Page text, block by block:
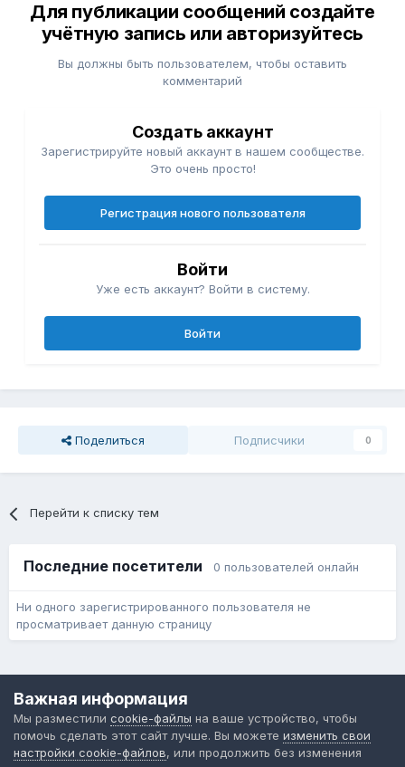
Для публикации сообщений создайте
учётную запись или авторизуйтесь
Вы должны быть пользователем, чтобы оставить
комментарий
Создать аккаунт
Зарегистрируйте новый аккаунт в нашем сообществе.
Это очень просто!
Регистрация нового пользователя
Войти
Уже есть аккаунт? Войти в систему.
Войти
Поделиться Подписчики 0
Перейти к списку тем
Последние посетители 0 пользователей онлайн
Ни одного зарегистрированного пользователя не
просматривает данную страницу
Форум общественного транспорта
Powered by Invision Community
Важная информация
Мы разместили cookie-файлы на ваше устройство, чтобы
помочь сделать этот сайт лучше. Вы можете изменить свои
настройки cookie-файлов, или продолжить без изменения